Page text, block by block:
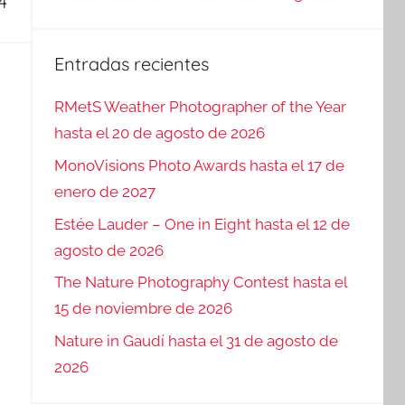
Entradas recientes
RMetS Weather Photographer of the Year
hasta el 20 de agosto de 2026
MonoVisions Photo Awards hasta el 17 de
enero de 2027
Estée Lauder – One in Eight hasta el 12 de
agosto de 2026
The Nature Photography Contest hasta el
15 de noviembre de 2026
Nature in Gaudí hasta el 31 de agosto de
2026